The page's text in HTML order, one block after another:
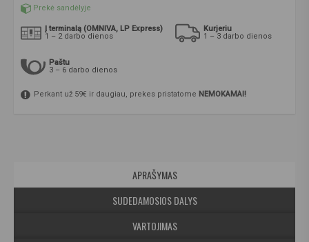
Prekė sandėlyje
Į terminalą (OMNIVA, LP Express)
1 – 2 darbo dienos
Kurjeriu
1 – 3 darbo dienos
Paštu
3 – 6 darbo dienos
Perkant už 59€ ir daugiau, prekes pristatome NEMOKAMAI!
APRAŠYMAS
SUDEDAMOSIOS DALYS
VARTOJIMAS